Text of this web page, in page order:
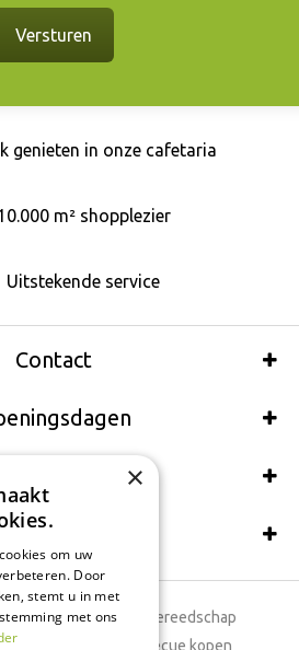
genieten in onze cafetaria
m² shopplezier
Uitstekende service
Contact
ook:
een recensie
Tuingereedschap
Barbecue kopen
×
om uw
Door
stemt u in met
met ons